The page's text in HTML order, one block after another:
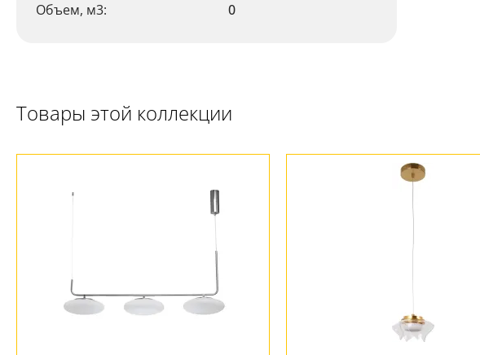
Ваш регион:Москва
+7 (800) 775-63-32- бесплатно по России
Объем, м3:
0
Товары этой коллекции